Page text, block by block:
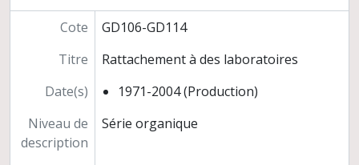
Cote
GD106-GD114
Titre
Rattachement à des laboratoires
Date(s)
1971-2004 (Production)
Niveau de
description
Série organique